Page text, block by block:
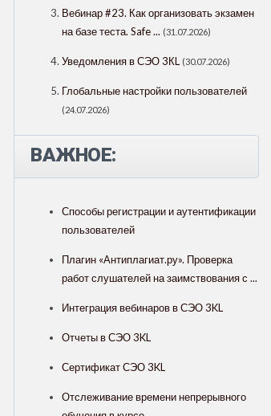
Вебинар #23. Как организовать экзамен
на базе теста. Safe ... (31.07.2026)
Уведомления в СЭО 3КL (30.07.2026)
Глобальные настройки пользователей
(24.07.2026)
ВАЖНОЕ:
Способы регистрации и аутентификации
пользователей
Плагин «Антиплагиат.ру». Проверка
работ слушателей на заимствования с ...
Интеграция вебинаров в СЭО 3KL
Отчеты в СЭО 3KL
Сертификат СЭО 3KL
Отслеживание времени непрерывного